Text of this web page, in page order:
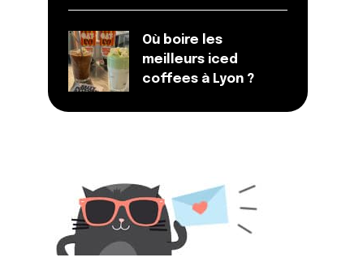
Où boire les
meilleurs iced
coffees à Lyon ?